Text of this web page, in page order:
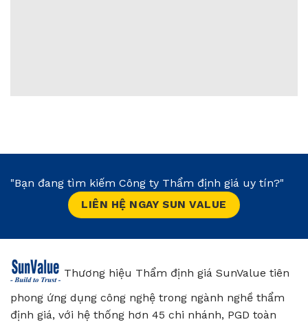
"Bạn đang tìm kiếm Công ty Thẩm định giá uy tín?"
LIÊN HỆ NGAY SUN VALUE
Thương hiệu Thẩm định giá SunValue tiên
phong ứng dụng công nghệ trong ngành nghề thẩm
định giá, với hệ thống hơn 45 chi nhánh, PGD toàn